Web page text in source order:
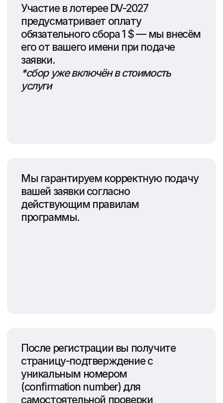
госдепартаментом США, ИП
Анисимова С. А.не сотрудничает с
правительством США
и не влияет
на результаты DV лотереи, а
оказывает услуги по
своевременному и качественному
заполнению заявлений!
семьи, сделанное не позднее,
чем 6 месяцев назад
С требованиями к фото Вы можете
ознакомиться поссылке